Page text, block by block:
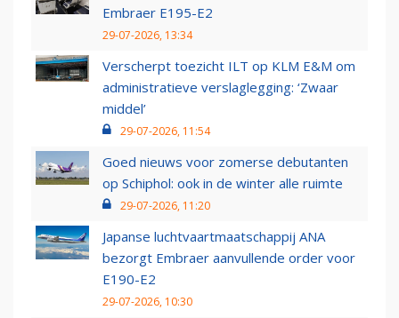
Embraer E195-E2
29-07-2026, 13:34
Verscherpt toezicht ILT op KLM E&M om
administratieve verslaglegging: ‘Zwaar
middel’
29-07-2026, 11:54
Goed nieuws voor zomerse debutanten
op Schiphol: ook in de winter alle ruimte
29-07-2026, 11:20
Japanse luchtvaartmaatschappij ANA
bezorgt Embraer aanvullende order voor
E190-E2
29-07-2026, 10:30